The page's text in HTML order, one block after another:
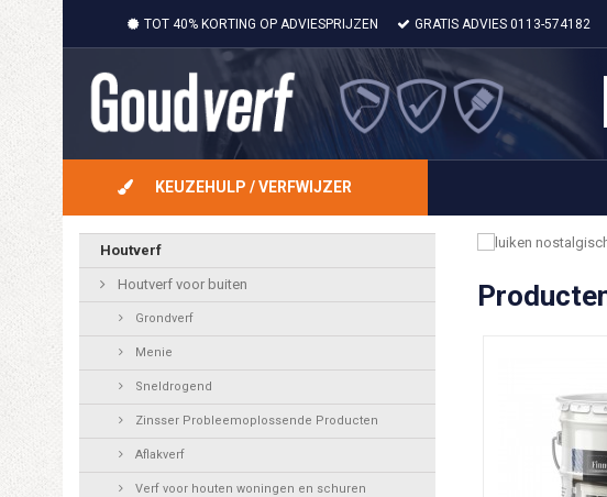
TOT 40% KORTING OP ADVIESPRIJZEN GRATIS ADVIES 0113-574182
KEUZEHULP / VERFWIJZER
Houtverf
Houtverf voor buiten
Grondverf
Menie
Sneldrogend
Zinsser Probleemoplossende Producten
Aflakverf
Verf voor houten woningen en schuren